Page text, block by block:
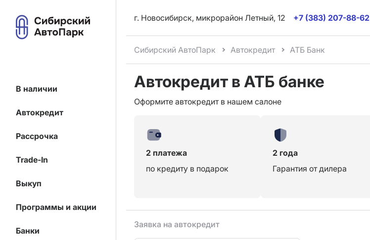
В наличии
Автокредит
Рассрочка
Trade-In
Выкуп
Программы и акции
Банки
г. Новосибирск, микрорайон Летный, 12 +7 (383) 207-88-62
Сибирский АвтоПарк Автокредит АТБ Банк
Автокредит в АТБ банке
Оформите автокредит в нашем салоне
2 платежа
по кредиту в подарок
2 года
Гарантия от дилера
Заявка на автокредит